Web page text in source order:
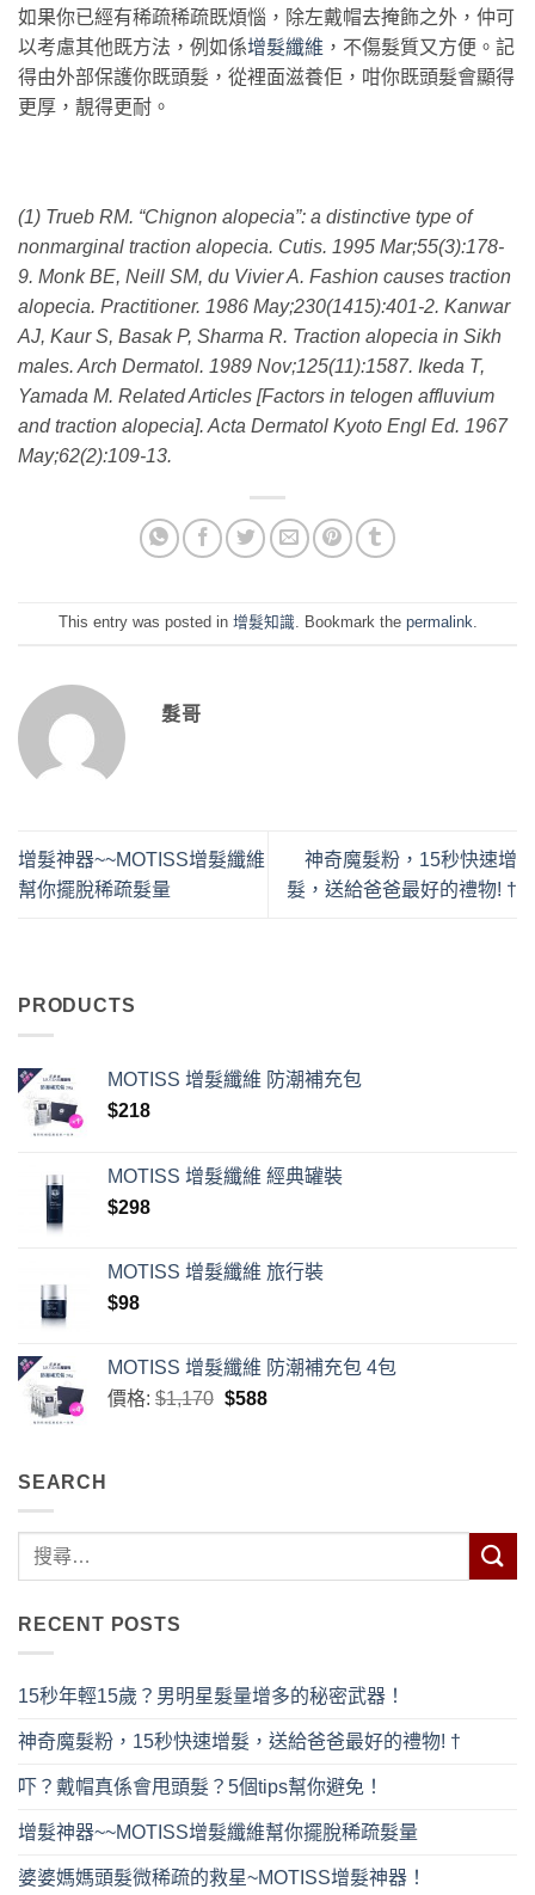
如果你已經有稀疏稀疏既煩惱，除左戴帽去掩飾之外，仲可
以考慮其他既方法，例如係增髮纖維 ，不傷髮質又方便。記
得由外部保護你既頭髮，從裡面滋養佢，咁你既頭髮會顯得
更厚，靚得更耐。
(1) Trueb RM. “Chignon alopecia”: a distinctive type of
nonmarginal traction alopecia. Cutis. 1995 Mar;55(3):178-
9. Monk BE, Neill SM, du Vivier A. Fashion causes traction
alopecia. Practitioner. 1986 May;230(1415):401-2. Kanwar
AJ, Kaur S, Basak P, Sharma R. Traction alopecia in Sikh
males. Arch Dermatol. 1989 Nov;125(11):1587. Ikeda T,
Yamada M. Related Articles [Factors in telogen affluvium
and traction alopecia]. Acta Dermatol Kyoto Engl Ed. 1967
May;62(2):109-13.
This entry was posted in 增髮知識. Bookmark the permalink.
髮哥
增髮神器~~MOTISS增髮纖維
幫你擺脫稀疏髮量
神奇魔髮粉，15秒快速增
髮，送給爸爸最好的禮物! †
PRODUCTS
MOTISS 增髮纖維 防潮補充包
$218
MOTISS 增髮纖維 經典罐裝
$298
MOTISS 增髮纖維 旅行裝
$98
MOTISS 增髮纖維 防潮補充包 4包
價格: $1,170 原
$588目
SEARCH
RECENT POSTS
15秒年輕15歲？男明星髮量增多的秘密武器！
神奇魔髮粉，15秒快速增髮，送給爸爸最好的禮物! †
吓？戴帽真係會甩頭髮？5個tips幫你避免！
增髮神器~~MOTISS增髮纖維幫你擺脫稀疏髮量
婆婆媽媽頭髮微稀疏的救星~MOTISS增髮神器！